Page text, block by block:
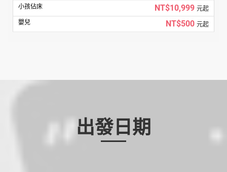
NT$10,999 元起
NT$500 元起
出發日期